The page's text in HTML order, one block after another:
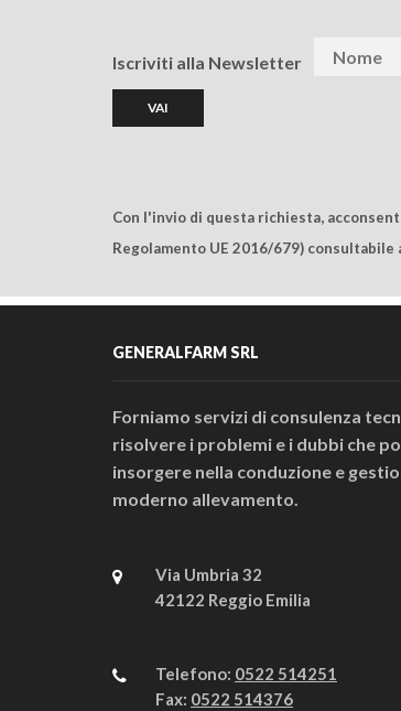
Iscriviti alla Newsletter
Con l'invio di questa richiesta,
Regolamento UE 2016/679)
GENERALFARM SRL
Forniamo servizi di consulenza
risolvere i problemi e i dubbi che
insorgere nella conduzione e
moderno allevamento.
Via Umbria 32
42122 Reggio Emilia
Telefono: 0522 514251
Fax: 0522 514376